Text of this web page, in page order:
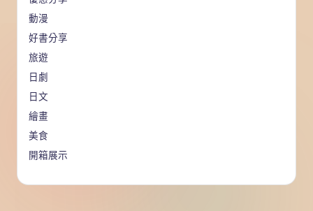
動漫
好書分享
旅遊
日劇
日文
繪畫
美食
開箱展示